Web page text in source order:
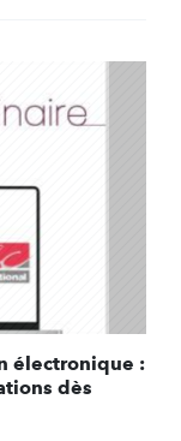
électronique :
dès